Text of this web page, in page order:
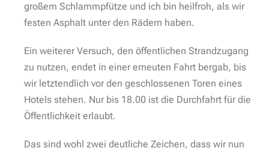
großem Schlammpfütze und ich bin heilfroh, als wir
festen Asphalt unter den Rädern haben.
Ein weiterer Versuch, den öffentlichen Strandzugang
zu nutzen, endet in einer erneuten Fahrt bergab, bis
wir letztendlich vor den geschlossenen Toren eines
Hotels stehen. Nur bis 18.00 ist die Durchfahrt für die
Öffentlichkeit erlaubt.
Das sind wohl zwei deutliche Zeichen, dass wir nun